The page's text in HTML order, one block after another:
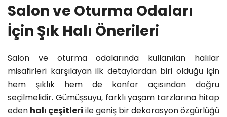
Salon ve Oturma Odaları
İçin Şık Halı Önerileri
Salon ve oturma odalarında kullanılan halılar
misafirleri karşılayan ilk detaylardan biri olduğu için
hem şıklık hem de konfor açısından doğru
seçilmelidir. Gümüşsuyu, farklı yaşam tarzlarına hitap
eden halı çeşitleri ile geniş bir dekorasyon özgürlüğü